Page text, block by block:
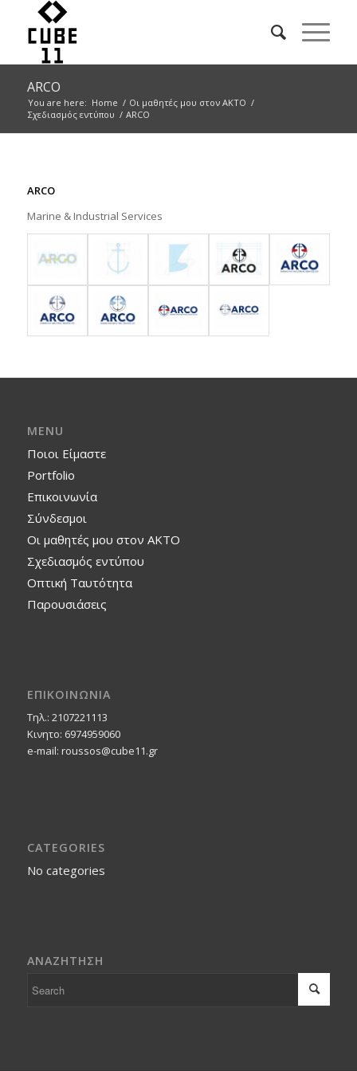
ARCO
You are here: Home / Οι μαθητές μου στον ΑΚΤΟ /
Σχεδιασμός εντύπου / ARCO
ARCO
Marine & Industrial Services
MENU
Ποιοι Είμαστε
Portfolio
Επικοινωνία
Σύνδεσμοι
Οι μαθητές μου στον ΑΚΤΟ
Σχεδιασμός εντύπου
Οπτική Ταυτότητα
Παρουσιάσεις
ΕΠΙΚΟΙΝΩΝΙΑ
Τηλ.: 2107221113
Κινητο: 6974959060
e-mail: roussos@cube11.gr
CATEGORIES
No categories
ΑΝΑΖΗΤΗΣΗ